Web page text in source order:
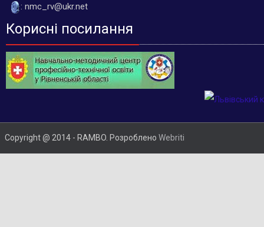
: nmc_rv@ukr.net
Корисні посилання
Copyright @ 2014 - RAMBO. Розроблено Webriti